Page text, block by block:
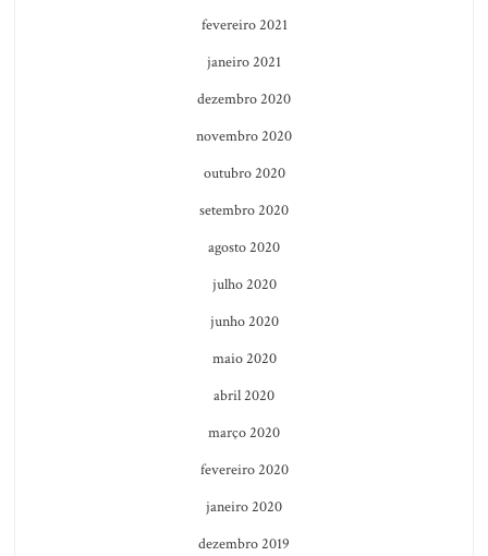
fevereiro 2021
janeiro 2021
dezembro 2020
novembro 2020
outubro 2020
setembro 2020
agosto 2020
julho 2020
junho 2020
maio 2020
abril 2020
março 2020
fevereiro 2020
janeiro 2020
dezembro 2019